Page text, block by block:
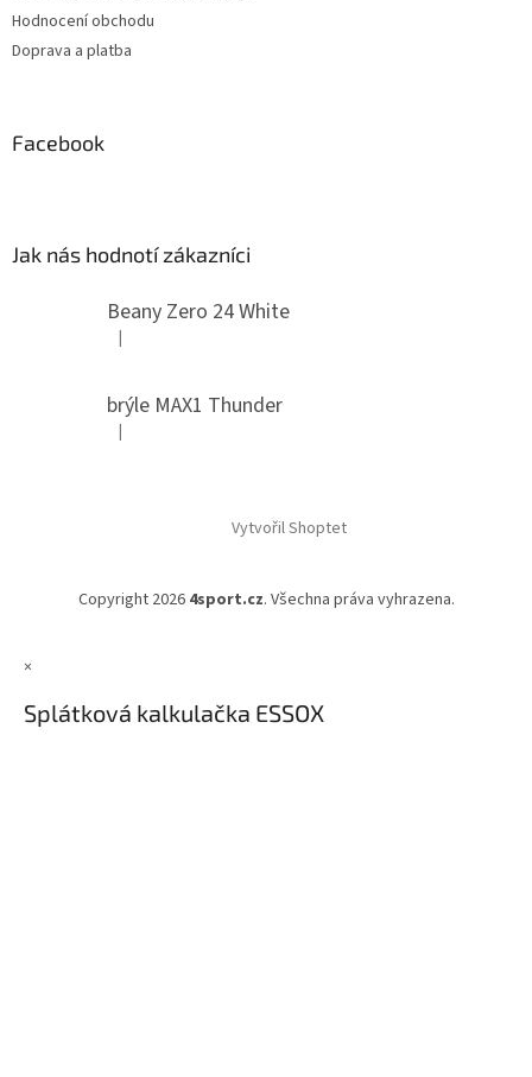
Hodnocení obchodu
Doprava a platba
Facebook
Jak nás hodnotí zákazníci
Beany Zero 24 White
Hodnocení produktu je 5 z 5 hvězdiček.
|
brýle MAX1 Thunder
Hodnocení produktu je 5 z 5 hvězdiček.
|
Vytvořil Shoptet
Copyright 2026 4sport.cz. Všechna práva vyhrazena.
×
Splátková kalkulačka ESSOX